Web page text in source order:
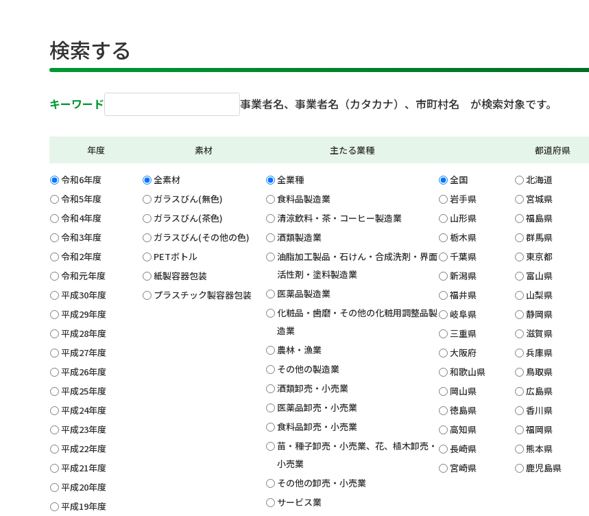
検索する
キーワード 事業者名、事業者名（カタカナ）、市町村名 が検索対象です。
年度
令和6年度
令和5年度
令和4年度
令和3年度
令和2年度
令和元年度
平成30年度
平成29年度
平成28年度
平成27年度
平成26年度
平成25年度
平成24年度
平成23年度
平成22年度
平成21年度
平成20年度
平成19年度
素材
全素材
ガラスびん(無色)
ガラスびん(茶色)
ガラスびん(その他の色)
PETボトル
紙製容器包装
プラスチック製容器包装
主たる業種
全業種
食料品製造業
清涼飲料・茶・コーヒー製造業
酒類製造業
油脂加工製品・石けん・合成洗剤・界面
活性剤・塗料製造業
医薬品製造業
化粧品・歯磨・その他の化粧用調整品製
造業
農林・漁業
その他の製造業
酒類卸売・小売業
医薬品卸売・小売業
食料品卸売・小売業
苗・種子卸売・小売業、花、植木卸売・
小売業
その他の卸売・小売業
サービス業
都道府県
全国 北海道
岩手県
宮城県
山形県
福島県
栃木県
群馬県
千葉県
東京都
新潟県
富山県
福井県
山梨県
岐阜県
静岡県
三重県
滋賀県
大阪府
兵庫県
和歌山県
鳥取県
岡山県
広島県
徳島県
香川県
高知県
福岡県
長崎県
熊本県
宮崎県
鹿児島県